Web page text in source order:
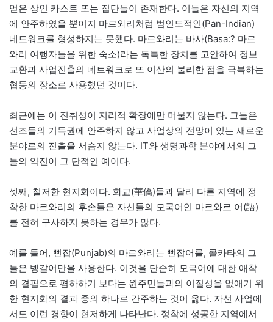
얻은 상인 카스트 또는 집단들이 존재한다. 이들은 자신의 지역
에 안주하였을 뿐이지 마르와리처럼 범인도적인(Pan-Indian)
네트워크를 형성하지는 못했다. 마르와리는 바사(Basa:? 마르
와리 여행자들을 위한 숙소)라는 독특한 장치를 고안하여 정보
교환과 사업진출의 네트워크로 또 이산의 불리한 점을 극복하는
협동의 장소로 사용했던 것이다.
최근에는 이 진취성이 지리적 확장에만 머물지 않는다. 그들은
선조들의 기득권에 안주하지 않고 사업상의 전망이 있는 새로운
분야로의 진출을 서슴지 않는다. IT와 생명과학 분야에서의 그
들의 약진이 그 단적인 예이다.
셋째, 철저한 현지화이다. 화교(華僑)들과 달리 다른 지역에 정
착한 마르와리의 후손들은 자신들의 모국어인 마르와르 어(語)
를 전혀 구사하지 못하는 경우가 많다.
예를 들어, 뻔잡(Punjab)의 마르와리는 뻔잡어를, 콜카타의 그
들은 벵갈어만을 사용한다. 이것을 단순히 모국어에 대한 애착
의 결핍으로 폄하하기 보다는 원주민들과의 이질성을 없애기 위
한 현지화의 결과 중의 하나로 간주하는 것이 옳다. 자선 사업에
서도 이런 경향이 현저하게 나타난다. 정착에 성공한 지역에서